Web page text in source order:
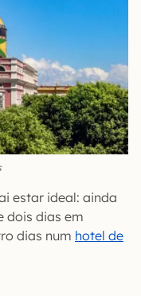
estar ideal: ainda
dois dias em
dias num hotel de